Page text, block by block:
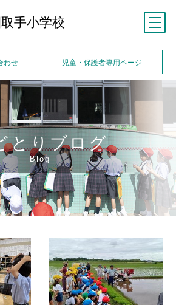
手小学校
わせ 児童・保護者専用ページ
とりブログ
Blog
メニュー